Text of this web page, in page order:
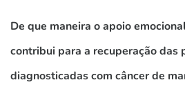
De que maneira o apoio
contribui para a recuperação das
diagnosticadas com câncer de